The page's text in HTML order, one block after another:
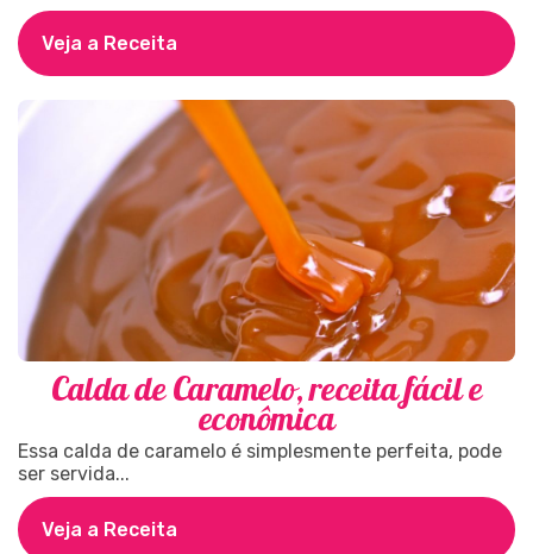
Veja a Receita
Calda de Caramelo, receita fácil e
econômica
Essa calda de caramelo é simplesmente perfeita, pode
ser servida...
Veja a Receita